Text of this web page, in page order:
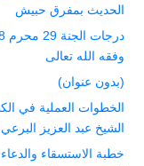
الحديث بمفرق حبيش
وفقه الله تعالى
(بدون عنوان)
الشيخ عبد العزيز